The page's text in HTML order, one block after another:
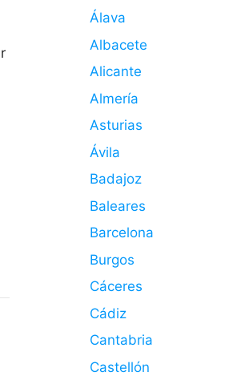
Álava
Albacete
Alicante
Almería
Asturias
Ávila
Badajoz
Baleares
Barcelona
Burgos
Cáceres
Cádiz
Cantabria
Castellón